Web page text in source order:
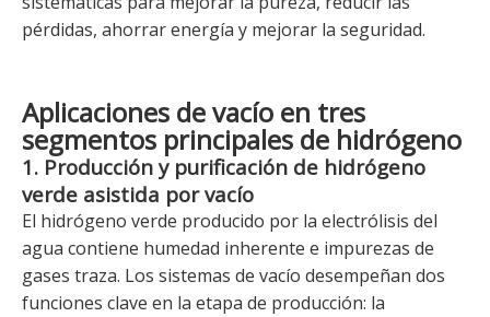
pérdidas, ahorrar energía y mejorar la seguridad.
Aplicaciones de vacío en tres
segmentos principales de hidrógeno
1. Producción y purificación de hidrógeno
verde asistida por vacío
El hidrógeno verde producido por la electrólisis del
agua contiene humedad inherente e impurezas de
gases traza. Los sistemas de vacío desempeñan dos
funciones clave en la etapa de producción: la